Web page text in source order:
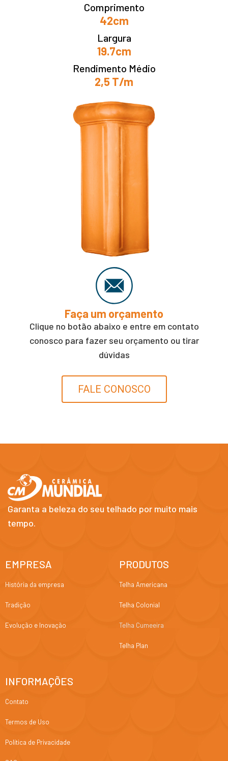
Comprimento
42cm
Largura
19.7cm
Rendimento Médio
2,5 T/m
Faça um orçamento
Clique no botão abaixo e entre em contato
conosco para fazer seu orçamento ou tirar
dúvidas
FALE CONOSCO
Garanta a beleza do seu telhado por muito mais
tempo.
EMPRESA
História da empresa
Tradição
Evolução e Inovação
PRODUTOS
Telha Americana
Telha Colonial
Telha Cumeeira
Telha Plan
INFORMAÇÕES
Contato
Termos de Uso
Política de Privacidade